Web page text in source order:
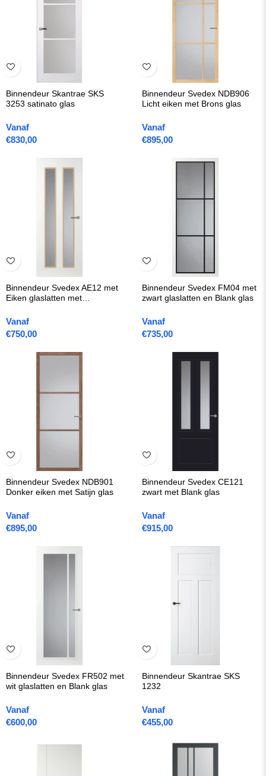
Binnendeur Skantrae SKS
3253 satinato glas
Vanaf
€830,00
Binnendeur Svedex NDB906
Licht eiken met Brons glas
Vanaf
€895,00
Binnendeur Svedex AE12 met
Eiken glaslatten met
rand
Vanaf
€750,00
Binnendeur Svedex FM04 met
zwart glaslatten en Blank glas
Vanaf
€735,00
Binnendeur Svedex NDB901
Donker eiken met Satijn glas
Vanaf
€895,00
Binnendeur Svedex CE121
zwart met Blank glas
Vanaf
€915,00
Binnendeur Svedex FR502 met
wit glaslatten en Blank glas
Vanaf
€600,00
Binnendeur Skantrae SKS
1232
Vanaf
€455,00